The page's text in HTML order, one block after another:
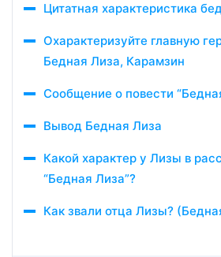
Цитатная характеристика
Охарактеризуйте главную
Бедная Лиза, Карамзин
Сообщение о повести
Вывод Бедная Лиза
Какой характер у Лизы в
“Бедная Лиза”?
Как звали отца Лизы?